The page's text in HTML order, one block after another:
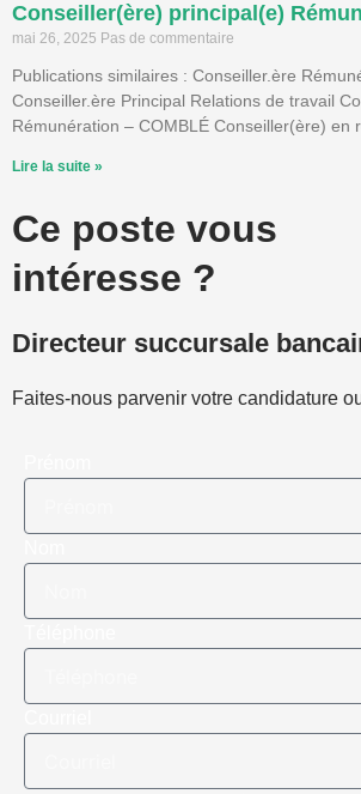
Conseiller(ère) principal(e)
mai 26, 2025 Pas de commentaire
Publications similaires : Conseiller.ère
Conseiller.ère Principal Relations de travail
Rémunération – COMBLÉ Conseiller(ère) en
Lire la suite »
Ce poste vous
intéresse ?
Directeur succursale
Faites-nous parvenir votre candidature